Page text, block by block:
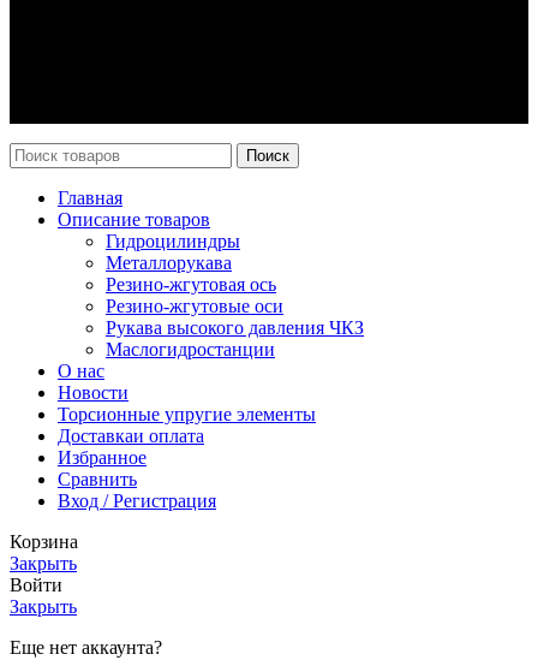
Поиск
Главная
Описание товаров
Гидроцилиндры
Металлорукава
Резино-жгутовая ось
Резино-жгутовые оси
Рукава высокого давления ЧКЗ
Маслогидростанции
О нас
Новости
Торсионные упругие элементы
Доставкаи оплата
Избранное
Сравнить
Вход / Регистрация
Корзина
Закрыть
Войти
Закрыть
Еще нет аккаунта?